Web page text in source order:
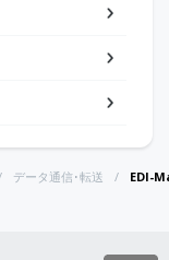
データ通信･転送 EDI-